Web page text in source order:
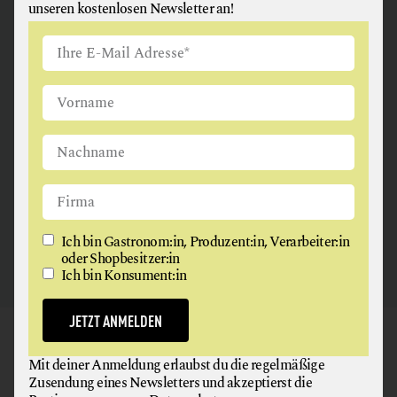
MEHL
MILCH + MILCHERZEUGNISSE
MISO
ÖLE
REIS
SCHOKOLADE
TEE
WILD
WORKSHOPS
ANGUS & ARTHUR
FLEISCH + FLEISCHERZEUGNISSE
2326 Maria Lanzendorf
GAUMEN HOCH
NEWSLETTER
unseren kostenlosen Newsletter an!
Ich bin Gastronom:in, Produzent:in, Verarbeiter:in
oder Shopbesitzer:in
Ich bin Konsument:in
JETZT ANMELDEN
Mit deiner Anmeldung erlaubst du die regelmäßige
Zusendung eines Newsletters und akzeptierst die